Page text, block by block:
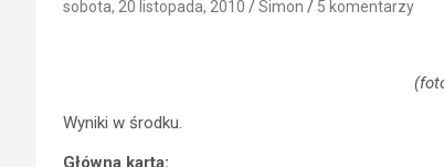
sobota, 20 listopada, 2010 Simon 5 komentarzy
Wyniki w środku.
Główna karta: